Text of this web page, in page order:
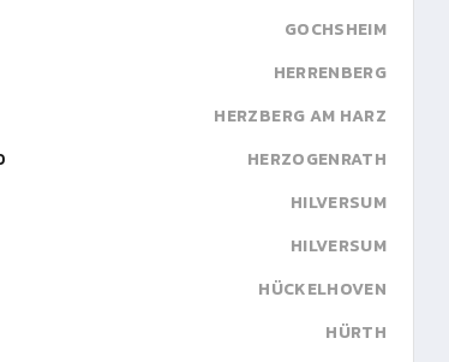
GOCHSHEIM
HERRENBERG
HERZBERG AM HARZ
HERZOGENRATH
HILVERSUM
HILVERSUM
HÜCKELHOVEN
HÜRTH